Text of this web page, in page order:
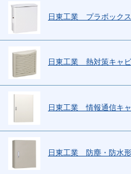
日東工業 プラボック
日東工業 熱対策キャ
日東工業 情報通信キ
日東工業 防塵・防水